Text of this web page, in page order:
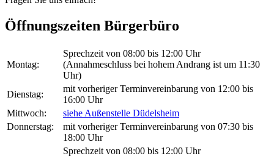
Öffnungszeiten Bürgerbüro
Montag:
Sprechzeit von 08:00 bis 12:00 Uhr
(Annahmeschluss bei hohem Andrang ist um 11:30
Uhr)
Dienstag:
mit vorheriger Terminvereinbarung von 12:00 bis
16:00 Uhr
Mittwoch:
siehe Außenstelle Düdelsheim
Donnerstag:
mit vorheriger Terminvereinbarung von 07:30 bis
18:00 Uhr
Sprechzeit von 08:00 bis 12:00 Uhr